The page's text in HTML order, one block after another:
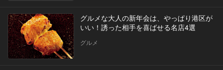
グルメな大人の新年会は、やっぱり港区が
いい！誘った相手を喜ばせる名店4選
グルメ